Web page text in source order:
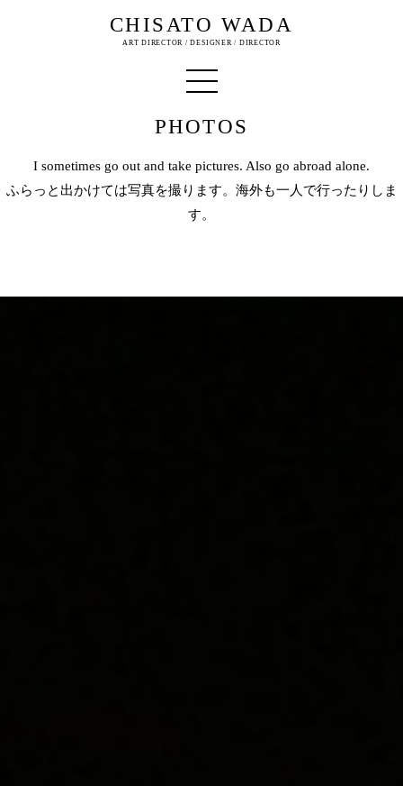
CHISATO WADA
ART DIRECTOR / DESIGNER / DIRECTOR
PHOTOS
I sometimes go out and take pictures. Also go abroad alone.
ふらっと出かけては写真を撮ります。海外も一人で行ったりしま
す。